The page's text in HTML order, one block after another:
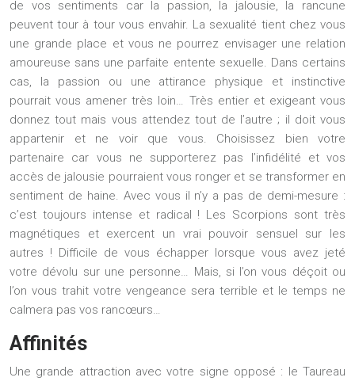
de vos sentiments car la passion, la jalousie, la rancune
peuvent tour à tour vous envahir. La sexualité tient chez vous
une grande place et vous ne pourrez envisager une relation
amoureuse sans une parfaite entente sexuelle. Dans certains
cas, la passion ou une attirance physique et instinctive
pourrait vous amener très loin… Très entier et exigeant vous
donnez tout mais vous attendez tout de l’autre ; il doit vous
appartenir et ne voir que vous. Choisissez bien votre
partenaire car vous ne supporterez pas l’infidélité et vos
accès de jalousie pourraient vous ronger et se transformer en
sentiment de haine. Avec vous il n’y a pas de demi-mesure :
c’est toujours intense et radical ! Les Scorpions sont très
magnétiques et exercent un vrai pouvoir sensuel sur les
autres ! Difficile de vous échapper lorsque vous avez jeté
votre dévolu sur une personne… Mais, si l’on vous déçoit ou
l’on vous trahit votre vengeance sera terrible et le temps ne
calmera pas vos rancœurs…
Affinités
Une grande attraction avec votre signe opposé : le Taureau